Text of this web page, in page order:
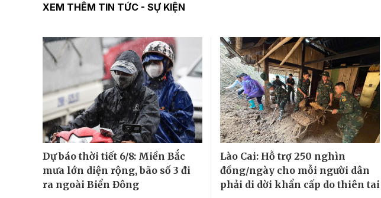
XEM THÊM TIN TỨC - SỰ KIỆN
Dự báo thời tiết 6/8: Miền Bắc
mưa lớn diện rộng, bão số 3 đi
ra ngoài Biển Đông
Lào Cai: Hỗ trợ 250 nghìn
đồng/ngày cho mỗi người dân
phải di dời khẩn cấp do thiên tai